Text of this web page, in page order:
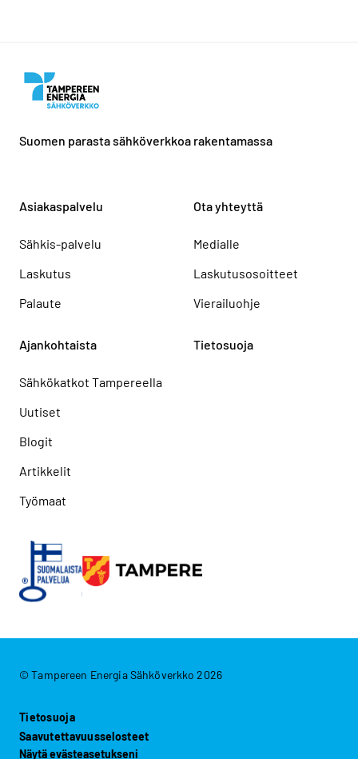
Suomen parasta sähköverkkoa rakentamassa
Asiakaspalvelu
Sähkis-palvelu
Laskutus
Palaute
Ota yhteyttä
Medialle
Laskutusosoitteet
Vierailuohje
Ajankohtaista
Sähkökatkot Tampereella
Uutiset
Blogit
Artikkelit
Työmaat
Tietosuoja
© Tampereen Energia Sähköverkko 2026
Tietosuoja
Saavutettavuusselosteet
Näytä evästeasetukseni